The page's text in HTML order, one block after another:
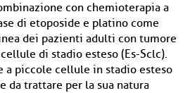
con chemioterapia a
di etoposide e platino come
dei pazienti adulti con tumore
di stadio esteso (Es-Sclc).
a piccole cellule in stadio esteso
da trattare per la sua natura